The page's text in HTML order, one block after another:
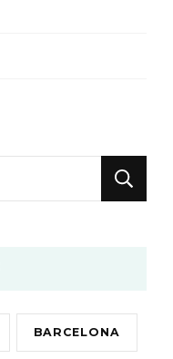
BARCELONA